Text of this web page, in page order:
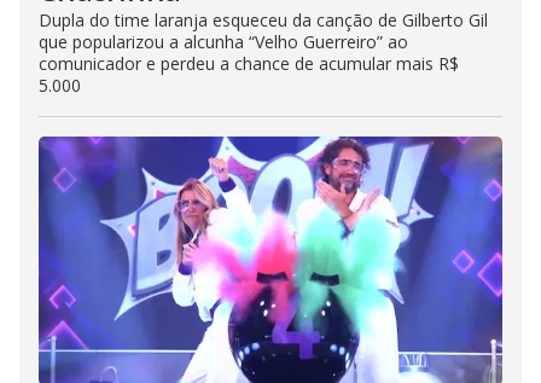
Dupla do time laranja esqueceu da canção de Gilberto Gil
que popularizou a alcunha “Velho Guerreiro” ao
comunicador e perdeu a chance de acumular mais R$
5.000